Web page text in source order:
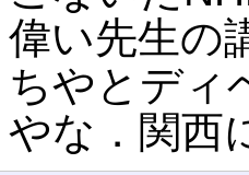
偉い先生の
ちやとディ
やな．関西